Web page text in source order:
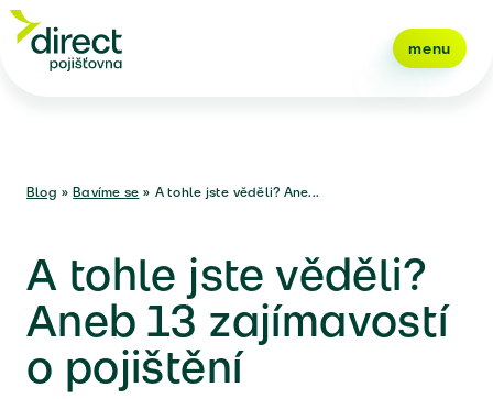
menu
Blog » Bavíme se » A tohle jste věděli? Ane...
A tohle jste věděli?
Aneb 13 zajímavostí
o pojištění